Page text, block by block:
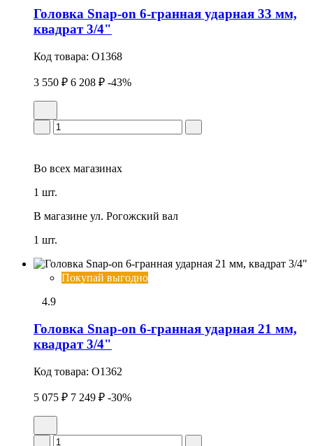
Головка Snap-on 6-гранная ударная 33 мм,
квадрат 3/4"
Код товара: O1368
3 550 ₽ 6 208 ₽ -43%
Во всех магазинах
1 шт.
В магазине ул. Рогожский вал
1 шт.
Покупай выгодно
4.9
Головка Snap-on 6-гранная ударная 21 мм,
квадрат 3/4"
Код товара: O1362
5 075 ₽ 7 249 ₽ -30%